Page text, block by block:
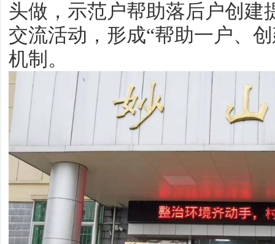
头做，示范户帮助落后户创建
交流活动，形成“帮助一户、
机制。